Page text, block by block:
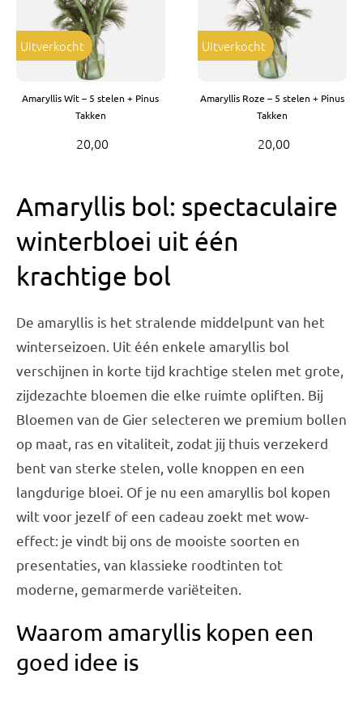
Amaryllis Wit – 5 stelen + Pinus
Takken
20,00
Uitverkocht
Amaryllis Roze – 5 stelen + Pinus
Takken
20,00
Uitverkocht
Amaryllis bol: spectaculaire
winterbloei uit één
krachtige bol
De amaryllis is het stralende middelpunt van het
winterseizoen. Uit één enkele amaryllis bol
verschijnen in korte tijd krachtige stelen met grote,
zijdezachte bloemen die elke ruimte opliften. Bij
Bloemen van de Gier selecteren we premium bollen
op maat, ras en vitaliteit, zodat jij thuis verzekerd
bent van sterke stelen, volle knoppen en een
langdurige bloei. Of je nu een amaryllis bol kopen
wilt voor jezelf of een cadeau zoekt met wow-
effect: je vindt bij ons de mooiste soorten en
presentaties, van klassieke roodtinten tot
moderne, gemarmerde variëteiten.
Waarom amaryllis kopen een
goed idee is